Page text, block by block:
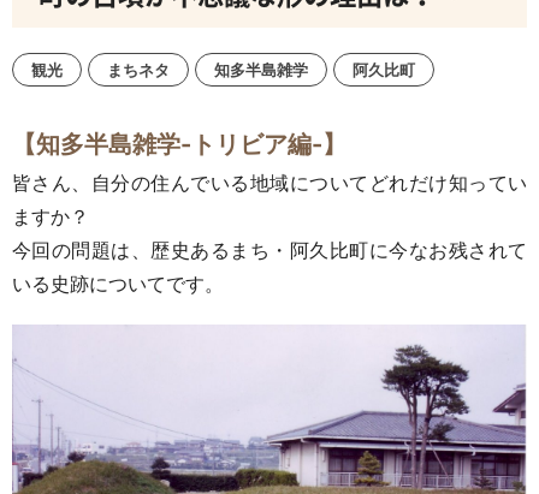
観光 まちネタ 知多半島雑学 阿久比町
【知多半島雑学-トリビア編-】
皆さん、自分の住んでいる地域についてどれだけ知ってい
ますか？
今回の問題は、歴史あるまち・阿久比町に今なお残されて
いる史跡についてです。